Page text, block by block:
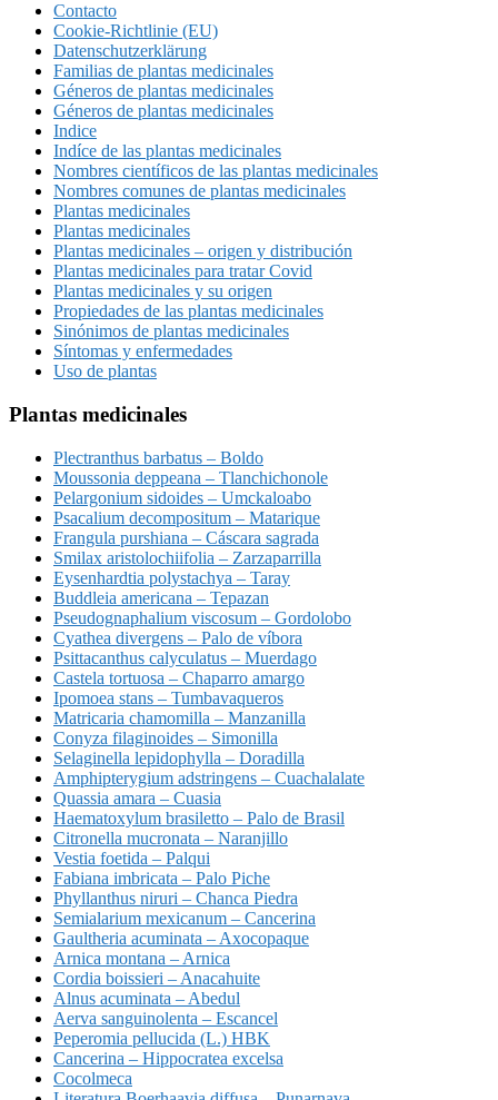
Contacto
Cookie-Richtlinie (EU)
Datenschutzerklärung
Familias de plantas medicinales
Géneros de plantas medicinales
Géneros de plantas medicinales
Indice
Indíce de las plantas medicinales
Nombres científicos de las plantas medicinales
Nombres comunes de plantas medicinales
Plantas medicinales
Plantas medicinales
Plantas medicinales – origen y distribución
Plantas medicinales para tratar Covid
Plantas medicinales y su origen
Propiedades de las plantas medicinales
Sinónimos de plantas medicinales
Síntomas y enfermedades
Uso de plantas
Plantas medicinales
Plectranthus barbatus – Boldo
Moussonia deppeana – Tlanchichonole
Pelargonium sidoides – Umckaloabo
Psacalium decompositum – Matarique
Frangula purshiana – Cáscara sagrada
Smilax aristolochiifolia – Zarzaparrilla
Eysenhardtia polystachya – Taray
Buddleia americana – Tepazan
Pseudognaphalium viscosum – Gordolobo
Cyathea divergens – Palo de víbora
Psittacanthus calyculatus – Muerdago
Castela tortuosa – Chaparro amargo
Ipomoea stans – Tumbavaqueros
Matricaria chamomilla – Manzanilla
Conyza filaginoides – Simonilla
Selaginella lepidophylla – Doradilla
Amphipterygium adstringens – Cuachalalate
Quassia amara – Cuasia
Haematoxylum brasiletto – Palo de Brasil
Citronella mucronata – Naranjillo
Vestia foetida – Palqui
Fabiana imbricata – Palo Piche
Phyllanthus niruri – Chanca Piedra
Semialarium mexicanum – Cancerina
Gaultheria acuminata – Axocopaque
Arnica montana – Arnica
Cordia boissieri – Anacahuite
Alnus acuminata – Abedul
Aerva sanguinolenta – Escancel
Peperomia pellucida (L.) HBK
Cancerina – Hippocratea excelsa
Cocolmeca